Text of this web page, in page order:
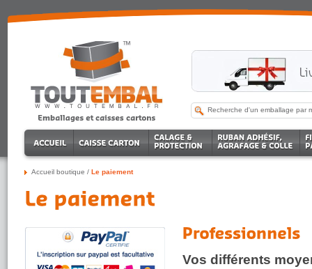
Accueil boutique / Le paiement
Vos différents